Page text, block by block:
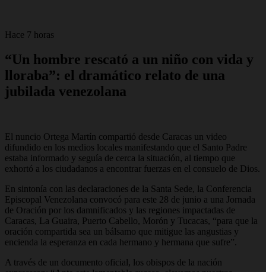
Hace 7 horas
“Un hombre rescató a un niño con vida y
lloraba”: el dramático relato de una
jubilada venezolana
El nuncio Ortega Martín compartió desde Caracas un video
difundido en los medios locales manifestando que el Santo Padre
estaba informado y seguía de cerca la situación, al tiempo que
exhortó a los ciudadanos a encontrar fuerzas en el consuelo de Dios.
En sintonía con las declaraciones de la Santa Sede, la Conferencia
Episcopal Venezolana convocó para este 28 de junio a una Jornada
de Oración por los damnificados y las regiones impactadas de
Caracas, La Guaira, Puerto Cabello, Morón y Tucacas, “para que la
oración compartida sea un bálsamo que mitigue las angustias y
encienda la esperanza en cada hermano y hermana que sufre”.
A través de un documento oficial, los obispos de la nación